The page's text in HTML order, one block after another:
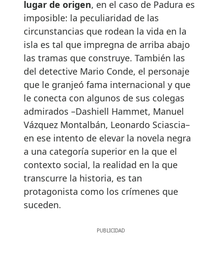
lugar de origen, en el caso de Padura es
imposible: la peculiaridad de las
circunstancias que rodean la vida en la
isla es tal que impregna de arriba abajo
las tramas que construye. También las
del detective Mario Conde, el personaje
que le granjeó fama internacional y que
le conecta con algunos de sus colegas
admirados –Dashiell Hammet, Manuel
Vázquez Montalbán, Leonardo Sciascia–
en ese intento de elevar la novela negra
a una categoría superior en la que el
contexto social, la realidad en la que
transcurre la historia, es tan
protagonista como los crímenes que
suceden.